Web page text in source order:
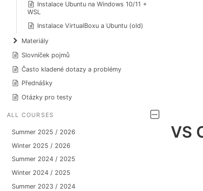
Instalace Ubuntu na Windows 10/11 +
WSL
Instalace VirtualBoxu a Ubuntu (old)
Materiály
Slovníček pojmů
Často kladené dotazy a problémy
Přednášky
Otázky pro testy
ALL COURSES
Summer 2025 / 2026
Winter 2025 / 2026
Summer 2024 / 2025
Winter 2024 / 2025
Summer 2023 / 2024
VS